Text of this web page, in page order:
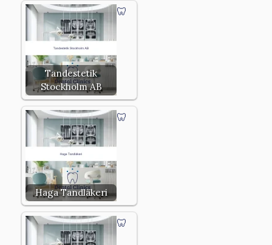
Tandestetik
Stockholm AB
Haga Tandläkeri